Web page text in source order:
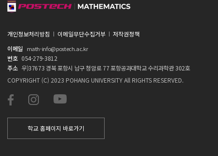
개인정보처리방침 이메일무단수집거부
저작권정책
이메일
math-info@postech.ac.kr
번호 054-279-3812
주소 우)37673 경북 포항시 남구 청암로 77 포항공과대학교 수리과학관 302호
COPYRIGHT (C) 2023 POHANG UNIVERSITY All RIGHTS RESERVED.
학교 홈페이지 바로가기